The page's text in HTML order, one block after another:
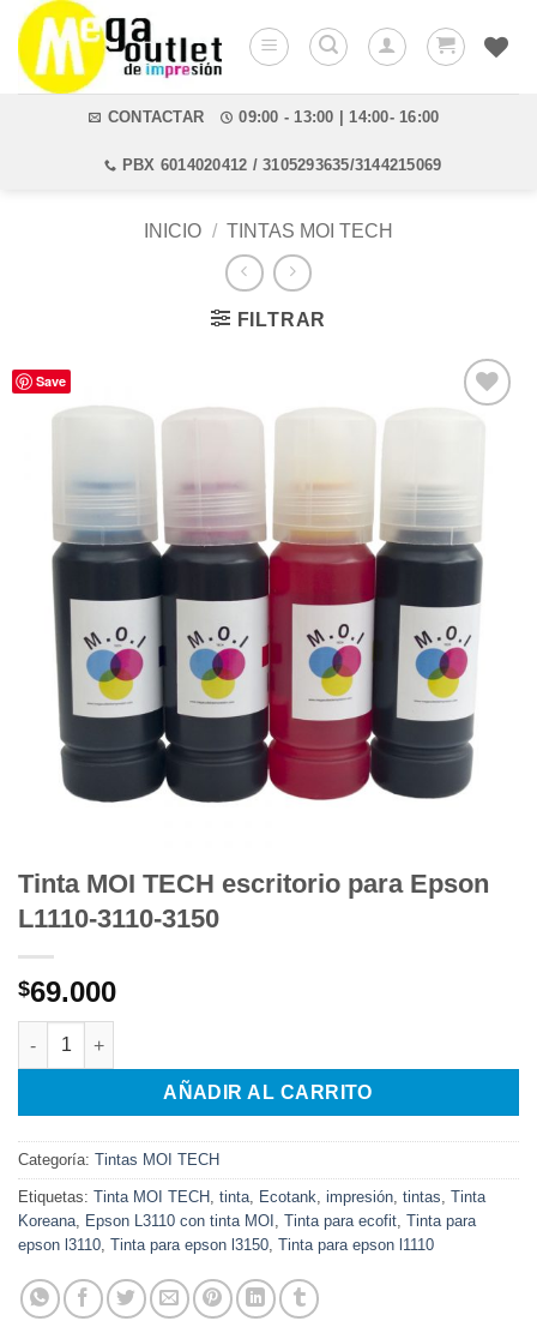
Saltar
contenido
CONTACTAR 09:00 - 13:00 | 14:00- 16:00
PBX 6014020412 / 3105293635/3144215069
INICIO / TINTAS MOI TECH
FILTRAR
Save
Tinta MOI TECH escritorio para Epson
L1110-3110-3150
$69.000
Tinta MOI TECH escritorio para Epson L1110-3110-3150
AÑADIR AL CARRITO
Categoría: Tintas MOI TECH
Etiquetas: Tinta MOI TECH tinta Ecotank impresión tintas Tinta
Koreana
Epson L3110 con tinta MOI Tinta para ecofit Tinta para
epson l3110 Tinta para epson l3150 Tinta para epson l1110